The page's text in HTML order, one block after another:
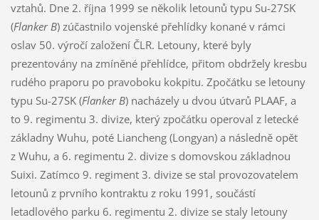
vztahů. Dne 2. října 1999 se několik letounů typu Su-27SK
(Flanker B) zúčastnilo vojenské přehlídky konané v rámci
oslav 50. výročí založení ČLR. Letouny, které byly
prezentovány na zmíněné přehlídce, přitom obdržely kresbu
rudého praporu po pravoboku kokpitu. Zpočátku se letouny
typu Su-27SK (Flanker B) nacházely u dvou útvarů PLAAF, a
to 9. regimentu 3. divize, který zpočátku operoval z letecké
základny Wuhu, poté Liancheng (Longyan) a následně opět
z Wuhu, a 6. regimentu 2. divize s domovskou základnou
Suixi. Zatímco 9. regiment 3. divize se stal provozovatelem
letounů z prvního kontraktu z roku 1991, součástí
letadlového parku 6. regimentu 2. divize se staly letouny